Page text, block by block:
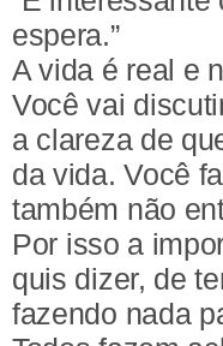
espera.”
A vida é real e
Você vai
a clareza de
da vida. Você
também não
Por isso a
quis dizer, de
fazendo nada